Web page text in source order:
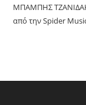
ΜΠΑΜΠΗΣ
από την Spider